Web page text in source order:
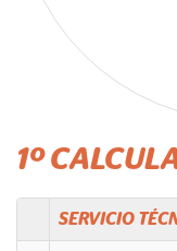
1º
SERVICIO